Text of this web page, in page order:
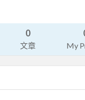
0
文章 My